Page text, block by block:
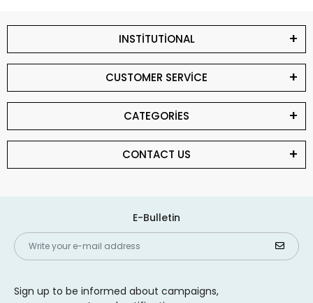
INSTİTUTİONAL
CUSTOMER SERVİCE
CATEGORİES
CONTACT US
E-Bulletin
Sign up to be informed about campaigns,